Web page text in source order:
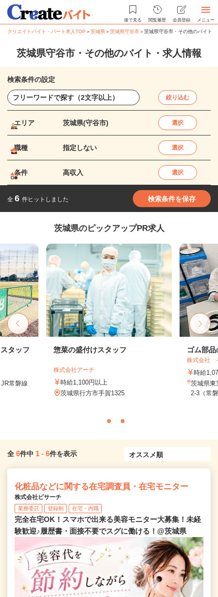
後で見る 閲覧履歴 会員登録 メニュー
クリエイトバイト・パート求人TOP ＞茨城県＞茨城県守谷市＞茨城県守谷市・その他のバイト
茨城県守谷市・その他のバイト・求人情報
検索条件の設定
絞り込む
エリア 茨城県(守谷市) 選択
職種 指定しない 選択
条件 高収入 選択
全 6 件ヒットしました 検索条件を保存
茨城県のピックアップPR求人
タッフ
常磐線
惣菜の盛付けスタッフ
株式会社アーチ
時給1,100円以上
茨城県行方市手賀1325
ゴム部
株式会社
時給
茨城県東
2-3（常
全 6件中 1 - 6件を表示
化粧品などに関する在宅調査員・在宅モニター
株式会社ビサーチ
業務委託 登録制 在宅・内職
完全在宅OK！スマホで出来る美容モニター大募集！未経
験歓迎♪履歴書・面接不要でスグに働ける！@茨城県